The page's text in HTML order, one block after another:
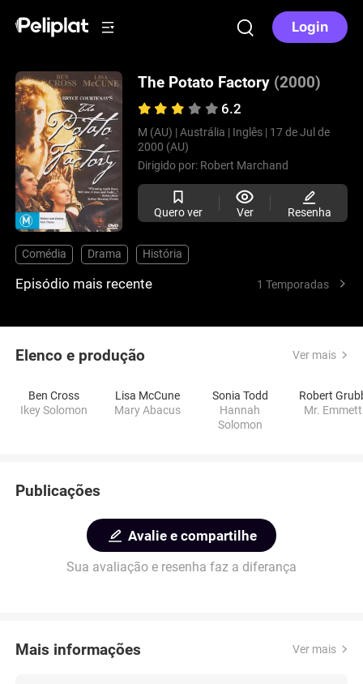
Login
The Potato Factory (2000)
6.2
M (AU) | Austrália | Inglês | 17 de Jul de
2000 (AU)
Dirigido por: Robert Marchand
Quero ver Ver Resenha
Comédia Drama História
Episódio mais recente 1 Temporadas
Elenco e produção Ver mais
Ben Cross
Ikey Solomon
Lisa McCune
Mary Abacus
Sonia Todd
Hannah
Solomon
Robert
Mr. Emmett
Publicações
Avalie e compartilhe
Sua avaliação e resenha faz a diferança
Mais informações Ver mais